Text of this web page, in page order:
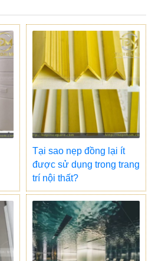
Tại sao nẹp đồng lại ít
được sử dụng trong trang
trí nội thất?